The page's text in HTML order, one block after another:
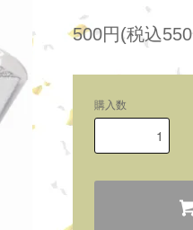
500円(税込
購入数